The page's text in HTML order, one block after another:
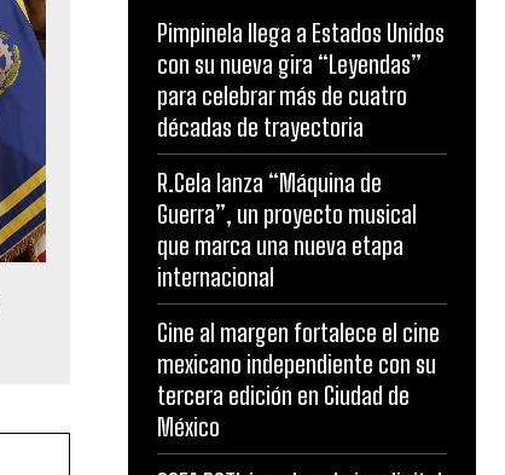
Pimpinela llega a Estados Unidos
con su nueva gira “Leyendas”
para celebrar más de cuatro
décadas de trayectoria
R.Cela lanza “Máquina de
Guerra”, un proyecto musical
que marca una nueva etapa
internacional
Cine al margen fortalece el cine
mexicano independiente con su
tercera edición en Ciudad de
México